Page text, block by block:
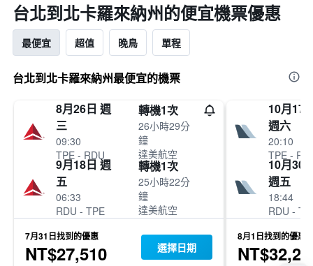
台北​到北卡羅來納州​的便宜機票優惠
最便宜 超值 晚鳥 單程
台北到北卡羅來納州最便宜的機票
8月26日 週
三
09:30
TPE - RDU
轉機1次
26小時29分
鐘
達美航空
9月18日 週
五
06:33
RDU - TPE
轉機1次
25小時22分
鐘
達美航空
7月31日找到的優惠
NT$27,510 選擇日期
10月17
週六
20:10
TPE -
10月30
週五
18:44
RDU -
8月1日找到的優惠